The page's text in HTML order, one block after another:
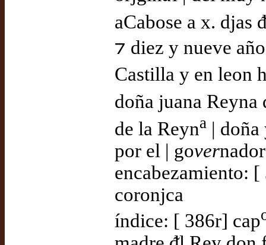
aCabose a x. djas
⁊ diez y nueve
Castilla y en leon
doña juana
de la Reyna |
por el | governador
encabezamiento:
coronjca
índice: [ 386r] cap